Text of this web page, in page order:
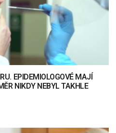
EPIDEMIOLOGOVÉ MAJÍ
NIKDY NEBYL TAKHLE